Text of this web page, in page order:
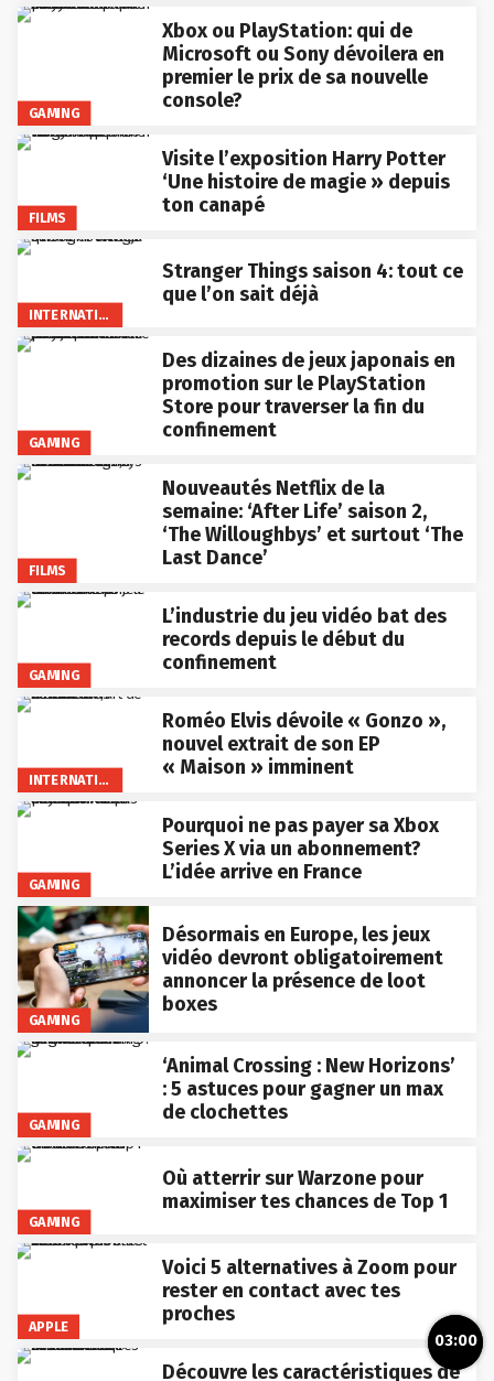
GAMING
Xbox ou PlayStation: qui de
Microsoft ou Sony dévoilera en
premier le prix de sa nouvelle
console?
FILMS
Visite l’exposition Harry Potter
‘Une histoire de magie » depuis
ton canapé
INTERNATIONAL
Stranger Things saison 4: tout ce
que l’on sait déjà
GAMING
Des dizaines de jeux japonais en
promotion sur le PlayStation
Store pour traverser la fin du
confinement
FILMS
Nouveautés Netflix de la
semaine: ‘After Life’ saison 2,
‘The Willoughbys’ et surtout ‘The
Last Dance’
GAMING
L’industrie du jeu vidéo bat des
records depuis le début du
confinement
INTERNATIONAL
Roméo Elvis dévoile « Gonzo »,
nouvel extrait de son EP
« Maison » imminent
GAMING
Pourquoi ne pas payer sa Xbox
Series X via un abonnement?
L’idée arrive en France
GAMING
Désormais en Europe, les jeux
vidéo devront obligatoirement
annoncer la présence de loot
boxes
GAMING
‘Animal Crossing : New Horizons’
: 5 astuces pour gagner un max
de clochettes
GAMING
Où atterrir sur Warzone pour
maximiser tes chances de Top 1
APPLE
Voici 5 alternatives à Zoom pour
rester en contact avec tes
proches
Découvre les caractéristiques de
03:00